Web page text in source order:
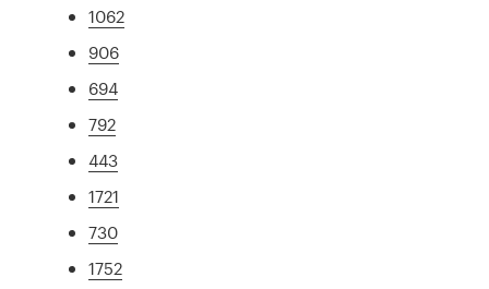
1062
906
694
792
443
1721
730
1752